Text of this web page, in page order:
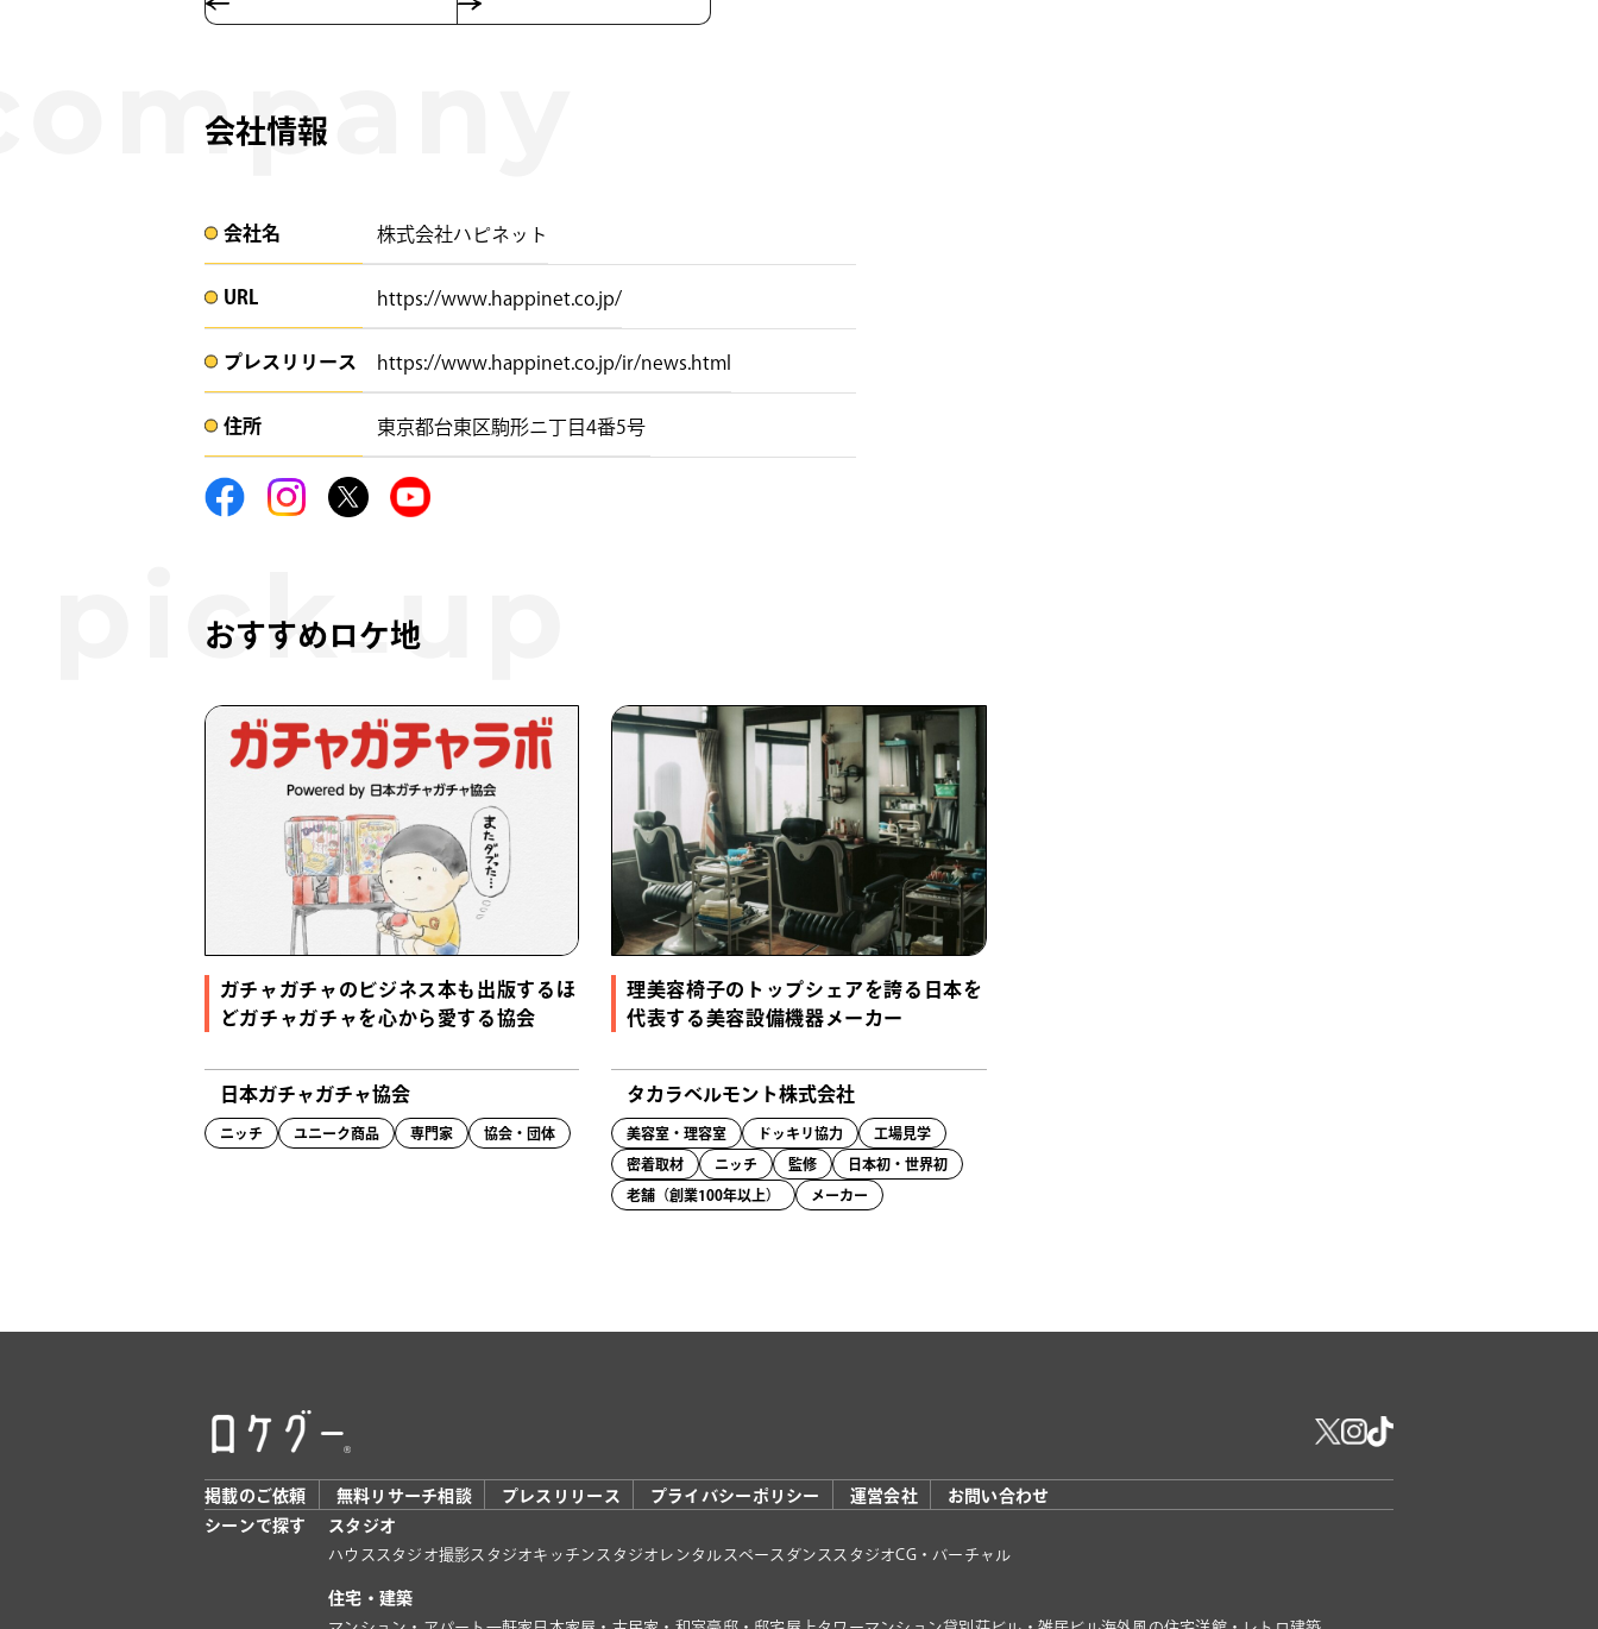
会社情報
会社名​ 株式会社ハピネット
URL https://www.happinet.co.jp/
プレスリリース​​​ https://www.happinet.co.jp/ir/news.html
住所​​ 東京都台東区駒形ニ丁目4番5号 ​
おすすめロケ地
ガチャガチャのビジネス本も出版するほ
どガチャガチャを心から愛する協会
日本ガチャガチャ協会
ニッチ ユニーク商品 専門家 協会・団体
理美容椅子のトップシェアを誇る日本を
代表する美容設備機器メーカー
タカラベルモント株式会社
美容室・理容室 ドッキリ協力 工場見学
密着取材 ニッチ 監修 日本初・世界初
老舗（創業100年以上） メーカー
掲載のご依頼 無料リサーチ相談 プレスリリース プライバシーポリシー 運営会社
お問い合わせ
シーンで探す
スタジオ
ハウススタジオ撮影スタジオキッチンスタジオ レンタルスペース ダンススタジオCG・バーチャル
住宅・建築